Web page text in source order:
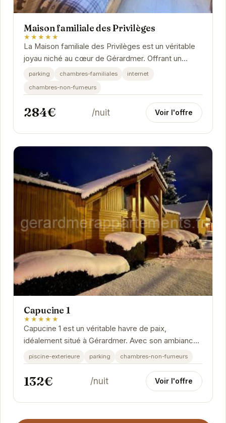
Maison familiale des Privilèges
★★★★★
La Maison familiale des Privilèges est un véritable
joyau niché au cœur de Gérardmer. Offrant un
cadre idyllique pour des vacances en famille ou...
parking chambres-familiales
internet
chambres-non-fumeurs
284€ /nuit Voir l'offre
Capucine 1
★★★★★
Capucine 1 est un véritable havre de paix,
idéalement situé à Gérardmer. Avec son ambiance
chaleureuse et ses équipements modernes, il offre
un...
piscine-exterieure parking chambres-non-fumeurs
132€ /nuit Voir l'offre